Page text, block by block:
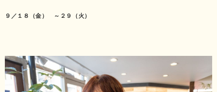
９／１８（金） ～２９（火）